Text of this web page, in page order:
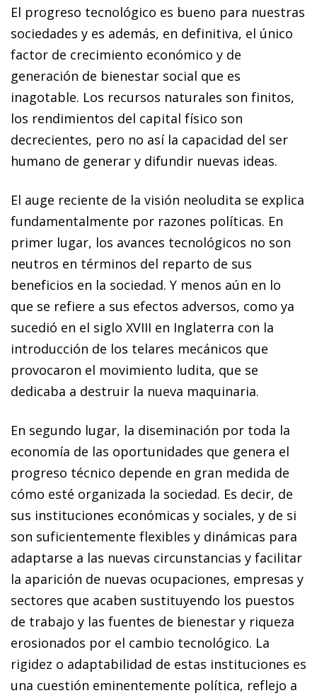
El progreso tecnológico es bueno para nuestras
sociedades y es además, en definitiva, el único
factor de crecimiento económico y de
generación de bienestar social que es
inagotable. Los recursos naturales son finitos,
los rendimientos del capital físico son
decrecientes, pero no así la capacidad del ser
humano de generar y difundir nuevas ideas.
El auge reciente de la visión neoludita se explica
fundamentalmente por razones políticas. En
primer lugar, los avances tecnológicos no son
neutros en términos del reparto de sus
beneficios en la sociedad. Y menos aún en lo
que se refiere a sus efectos adversos, como ya
sucedió en el siglo XVIII en Inglaterra con la
introducción de los telares mecánicos que
provocaron el movimiento ludita, que se
dedicaba a destruir la nueva maquinaria.
En segundo lugar, la diseminación por toda la
economía de las oportunidades que genera el
progreso técnico depende en gran medida de
cómo esté organizada la sociedad. Es decir, de
sus instituciones económicas y sociales, y de si
son suficientemente flexibles y dinámicas para
adaptarse a las nuevas circunstancias y facilitar
la aparición de nuevas ocupaciones, empresas y
sectores que acaben sustituyendo los puestos
de trabajo y las fuentes de bienestar y riqueza
erosionados por el cambio tecnológico. La
rigidez o adaptabilidad de estas instituciones es
una cuestión eminentemente política, reflejo a